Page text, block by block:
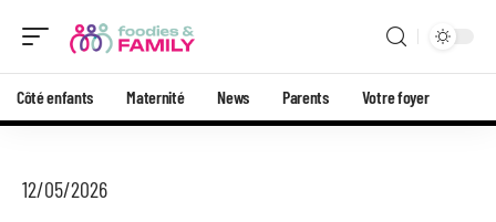
Côté enfants Maternité News Parents Votre foyer
12/05/2026